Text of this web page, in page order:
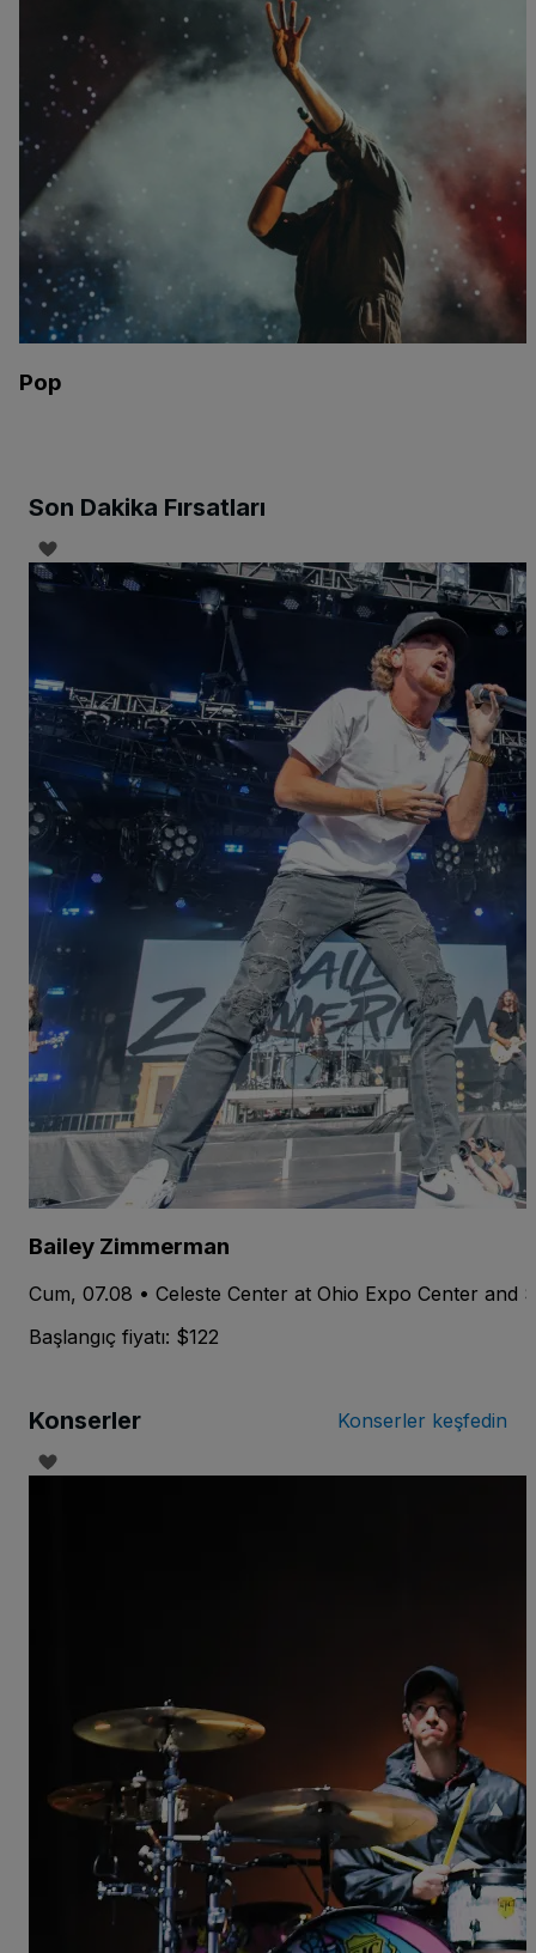
Pop
Son Dakika Fırsatları
Bailey Zimmerman
Cum, 07.08 • Celeste Center at Ohio Expo Center and
Başlangıç fiyatı: $122
Konserler Konserler keşfedin